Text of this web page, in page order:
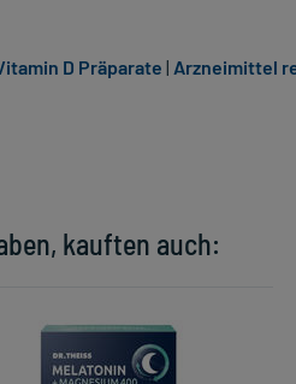
kauften auch:
D Präparate | Arzneimittel